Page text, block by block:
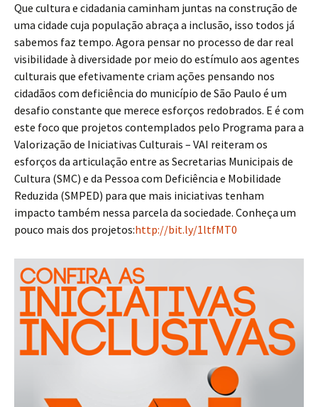
Que cultura e cidadania caminham juntas na construção de
uma cidade cuja população abraça a inclusão, isso todos já
sabemos faz tempo. Agora pensar no processo de dar real
visibilidade à diversidade por meio do estímulo aos agentes
culturais que efetivamente criam ações pensando nos
cidadãos com deficiência do município de São Paulo é um
desafio constante que merece esforços redobrados. E é com
este foco que projetos contemplados pelo Programa para a
Valorização de Iniciativas Culturais – VAI reiteram os
esforços da articulação entre as Secretarias Municipais de
Cultura (SMC) e da Pessoa com Deficiência e Mobilidade
Reduzida (SMPED) para que mais iniciativas tenham
impacto também nessa parcela da sociedade. Conheça um
pouco mais dos projetos:http://bit.ly/1ltfMT0